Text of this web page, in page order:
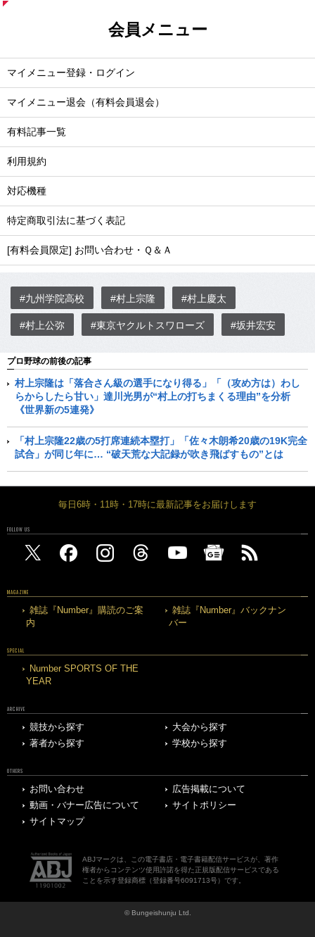
会員メニュー
マイメニュー登録・ログイン
マイメニュー退会（有料会員退会）
有料記事一覧
利用規約
対応機種
特定商取引法に基づく表記
[有料会員限定] お問い合わせ・Ｑ＆Ａ
#九州学院高校 #村上宗隆 #村上慶太
#村上公弥 #東京ヤクルトスワローズ #坂井宏安
プロ野球の前後の記事
村上宗隆は「落合さん級の選手になり得る」「（攻め方は）わし
らからしたら甘い」達川光男が“村上の打ちまくる理由”を分析
《世界新の5連発》
「村上宗隆22歳の5打席連続本塁打」「佐々木朗希20歳の19K完全
試合」が同じ年に… “破天荒な大記録が吹き飛ばすもの”とは
毎日6時・11時・17時に最新記事をお届けします
FOLLOW US
MAGAZINE
雑誌『Number』購読のご案
内
雑誌『Number』バックナン
バー
SPECIAL
Number SPORTS OF THE
YEAR
ARCHIVE
競技から探す
大会から探す
著者から探す
学校から探す
OTHERS
お問い合わせ
広告掲載について
動画・バナー広告について
サイトポリシー
サイトマップ
ABJマークは、この電子書店・電子書籍配信サービスが、著作
権者からコンテンツ使用許諾を得た正規版配信サービスである
ことを示す登録商標（登録番号6091713号）です。
© Bungeishunju Ltd.